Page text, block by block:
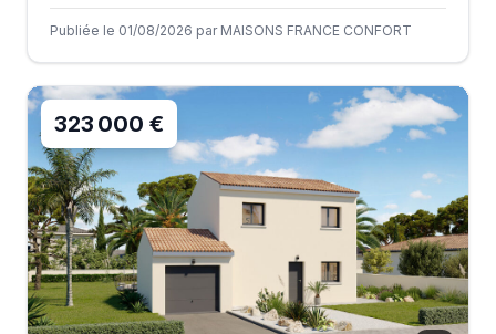
Publiée le 01/08/2026 par MAISONS FRANCE CONFORT
323 000 €